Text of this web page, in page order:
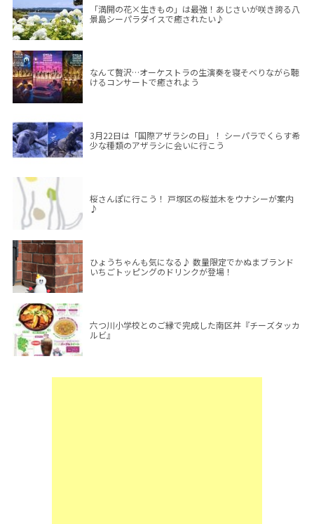
「満開の花×生きもの」は最強！あじさいが咲き誇る八
景島シーパラダイスで癒されたい♪
なんて贅沢…オーケストラの生演奏を寝そべりながら聴
けるコンサートで癒されよう
3月22日は「国際アザラシの日」！ シーパラでくらす希
少な種類のアザラシに会いに行こう
桜さんぽに行こう！ 戸塚区の桜並木をウナシーが案内
♪
ひょうちゃんも気になる♪ 数量限定でかぬまブランド
いちごトッピングのドリンクが登場！
六つ川小学校とのご縁で完成した南区丼『チーズタッカ
ルビ』